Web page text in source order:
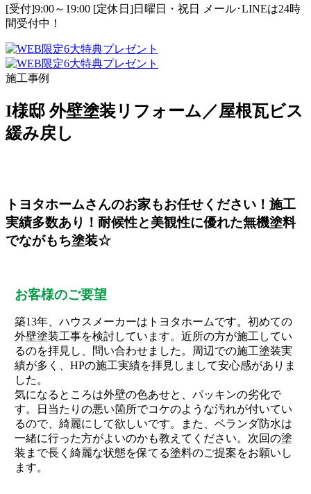
[受付]9:00～19:00 [定休日]日曜日・祝日
メール･LINEは24時
間受付中！
施工事例
I様邸 外壁塗装リフォーム／屋根瓦ビス
緩み戻し
トヨタホームさんのお家もお任せください！施工
実績多数あり！耐候性と美観性に優れた無機塗料
でながもち塗装☆
お客様のご要望
築13年、ハウスメーカーはトヨタホームです。初めての
外壁塗装工事を検討しています。近所の方が施工してい
るのを拝見し、問い合わせました。周辺での施工塗装実
績が多く、HPの施工実績を拝見しまして安心感がありま
した。
気になるところは外壁の色あせと、パッキンの劣化で
す。日当たりの悪い箇所でコケのような汚れが付いてい
るので、綺麗にして欲しいです。また、ベランダ防水は
一緒に行った方がよいのかも教えてください。次回の塗
装まで長く綺麗な状態を保てる塗料のご提案をお願いし
ます。